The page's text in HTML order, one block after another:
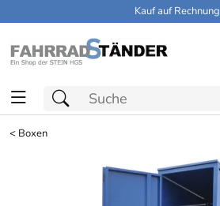
Kauf auf Rechnung
< Boxen